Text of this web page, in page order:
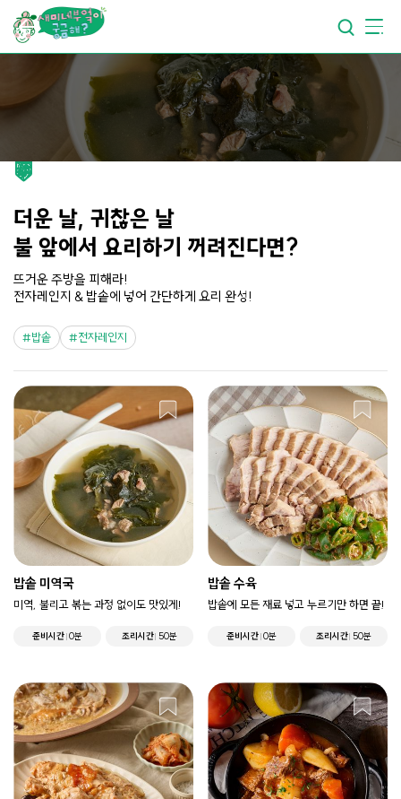
요리가 건강해지는부엌
쉬워지는부엌
더운 날, 귀찮은 날
불 앞에서 요리하기 꺼려진다면?
뜨거운 주방을 피해라!
전자레인지 & 밥솥에 넣어 간단하게 요리 완성!
밥솥 전자레인지
밥솥 미역국
미역, 불리고 볶는 과정 없이도 맛있게!
준비시간 0분 조리시간 50분
밥솥 수육
밥솥에 모든 재료 넣고 누르기만 하면 끝!
준비시간 0분 조리시간 50분